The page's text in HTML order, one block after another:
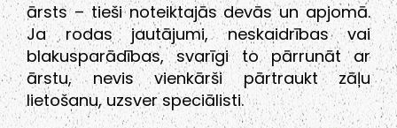
ārsts – tieši noteiktajās devās un apjomā.
Ja rodas jautājumi, neskaidrības vai
blakusparādības, svarīgi to pārrunāt ar
ārstu, nevis vienkārši pārtraukt zāļu
lietošanu, uzsver speciālisti.